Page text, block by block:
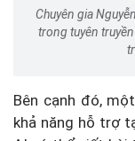
Chuyên gia
trong tuyên
Bên cạnh đó,
khả năng hỗ trợ